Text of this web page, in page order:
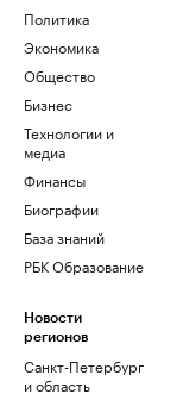
Политика
Экономика
Общество
Бизнес
Технологии и
медиа
Финансы
Биографии
База знаний
РБК Образование
Новости
регионов
Санкт-Петербург
и область